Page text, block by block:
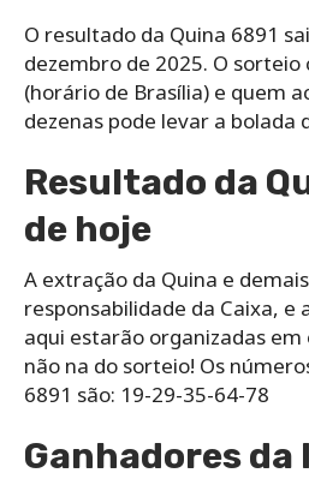
O resultado da Quina 6891
dezembro de 2025. O sorteio
(horário de Brasília) e quem
dezenas pode levar a bolada
Resultado da
de hoje
A extração da Quina e demais
responsabilidade da Caixa, e
aqui estarão organizadas
não na do sorteio! Os
6891 são: 19-29-35-64-78
Ganhadores